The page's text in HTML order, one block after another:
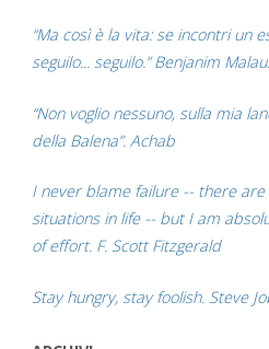
“Ma così è la vita: se incontri un
seguilo... seguilo.” Benjanim
“Non voglio nessuno, sulla mia
della Balena”. Achab
I never blame failure -- there
situations in life -- but I am
of effort. F. Scott Fitzgerald
Stay hungry, stay foolish. Steve